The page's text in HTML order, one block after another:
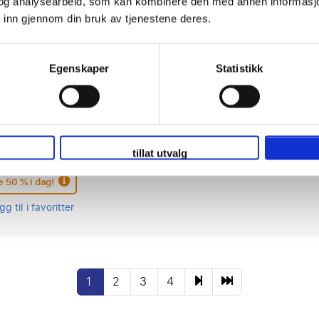
gjennom din bruk av tjenestene deres.
Egenskaper Statistikk
tillat utvalg
50 % i dag!
München - Borussia Dortmund
or 1 november
München
50 % i dag!
til i favoritter
1 2 3 4